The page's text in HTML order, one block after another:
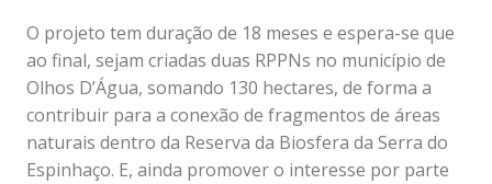
O projeto tem duração de 18 meses e espera-se que
ao final, sejam criadas duas RPPNs no município de
Olhos D’Água, somando 130 hectares, de forma a
contribuir para a conexão de fragmentos de áreas
naturais dentro da Reserva da Biosfera da Serra do
Espinhaço. E, ainda promover o interesse por parte